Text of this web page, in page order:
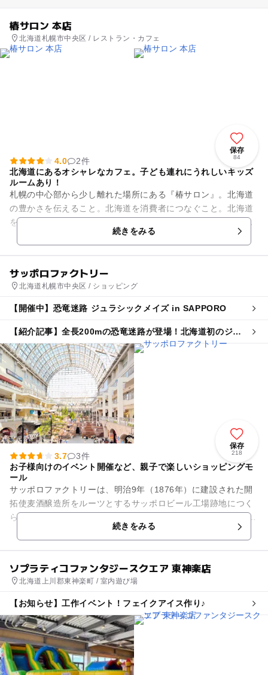
椿サロン 本店
北海道札幌市中央区 / レストラン・カフェ
保存
84
4.0
2件
北海道にあるオシャレなカフェ。子ども連れにうれしいキッズ
ルームあり！
札幌の中心部から少し離れた場所にある『椿サロン』。北海道
の豊かさを伝えること。北海道を消費者につなぐこと。北海道
をキッチリとデザインすること。をコンセプトに作られたおし
ゃれで温かみのあるお店です...続きをみる
サッポロファクトリー
北海道札幌市中央区 / ショッピング
【開催中】恐竜迷路 ジュラシックメイズ in SAPPORO
【紹介記事】全長200mの恐竜迷路が登場！北海道初のジュ
ラシックメイズがサッポロファクトリーで
保存
218
3.7
3件
お子様向けのイベント開催など、親子で楽しいショッピングモ
ール
サッポロファクトリーは、明治9年（1876年）に建設された開
拓使麦酒醸造所をルーツとするサッポロビール工場跡地につく
られた大型複合商業施設です。 工場時代のレンガ建築や巨大ア
続きをみる
ソプラティコファンタジースクエア 東神楽店
北海道上川郡東神楽町 / 室内遊び場
【お知らせ】工作イベント！フェイクアイス作り♪